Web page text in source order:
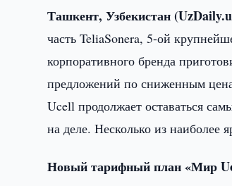
Ташкент, Узбекистан
часть TeliaSonera, 5-ой
корпоративного бренда
предложений по сниженным
Ucell продолжает оставаться
на деле. Несколько из
Новый тарифный план «Мир